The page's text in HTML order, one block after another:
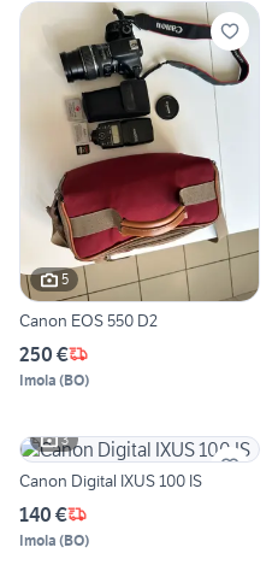
5
Canon EOS 550 D2
250 €
Imola (BO)
3
Canon Digital IXUS 100 IS
140 €
Imola (BO)